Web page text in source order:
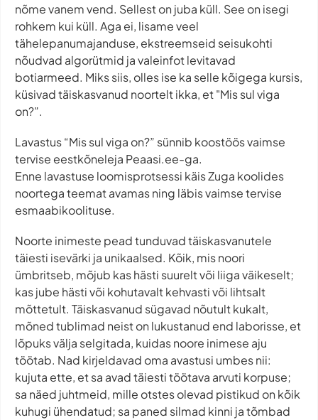
nõme vanem vend. Sellest on juba küll. See on isegi
rohkem kui küll. Aga ei, lisame veel
tähelepanumajanduse, ekstreemseid seisukohti
nõudvad algorütmid ja valeinfot levitavad
botiarmeed. Miks siis, olles ise ka selle kõigega kursis,
küsivad täiskasvanud noortelt ikka, et "Mis sul viga
on?”.
Lavastus “Mis sul viga on?” sünnib koostöös vaimse
tervise eestkõneleja Peaasi.ee-ga.
Enne lavastuse loomisprotsessi käis Zuga koolides
noortega teemat avamas ning läbis vaimse tervise
esmaabikoolituse.
Noorte inimeste pead tunduvad täiskasvanutele
täiesti isevärki ja unikaalsed. Kõik, mis noori
ümbritseb, mõjub kas hästi suurelt või liiga väikeselt;
kas jube hästi või kohutavalt kehvasti või lihtsalt
mõttetult. Täiskasvanud sügavad nõutult kukalt,
mõned tublimad neist on lukustanud end laborisse, et
lõpuks välja selgitada, kuidas noore inimese aju
töötab. Nad kirjeldavad oma avastusi umbes nii:
kujuta ette, et sa avad täiesti töötava arvuti korpuse;
sa näed juhtmeid, mille otstes olevad pistikud on kõik
kuhugi ühendatud; sa paned silmad kinni ja tõmbad